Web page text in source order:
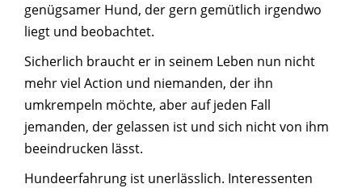
genügsamer Hund, der gern gemütlich irgendwo
liegt und beobachtet.
Sicherlich braucht er in seinem Leben nun nicht
mehr viel Action und niemanden, der ihn
umkrempeln möchte, aber auf jeden Fall
jemanden, der gelassen ist und sich nicht von ihm
beeindrucken lässt.
Hundeerfahrung ist unerlässlich. Interessenten